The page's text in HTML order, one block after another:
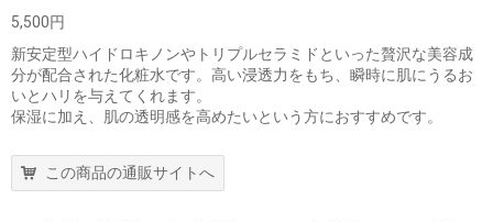
5,500円
新安定型ハイドロキノンやトリプルセラミドといった贅沢な美容成
分が配合された化粧水です。高い浸透力をもち、瞬時に肌にうるお
いとハリを与えてくれます。
保湿に加え、肌の透明感を高めたいという方におすすめです。
この商品の通販サイトへ